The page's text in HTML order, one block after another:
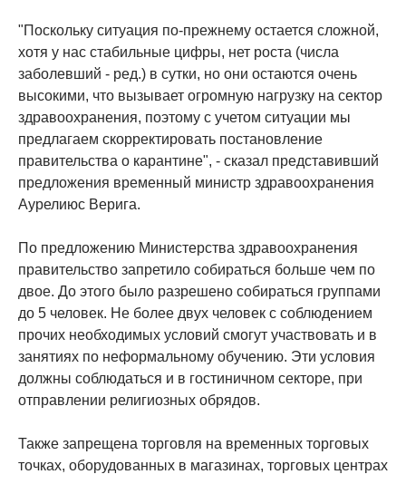
"Поскольку ситуация по-прежнему остается сложной,
хотя у нас стабильные цифры, нет роста (числа
заболевший - ред.) в сутки, но они остаются очень
высокими, что вызывает огромную нагрузку на сектор
здравоохранения, поэтому с учетом ситуации мы
предлагаем скорректировать постановление
правительства о карантине", - сказал представивший
предложения временный министр здравоохранения
Аурелиюс Верига.
По предложению Министерства здравоохранения
правительство запретило собираться больше чем по
двое. До этого было разрешено собираться группами
до 5 человек. Не более двух человек с соблюдением
прочих необходимых условий смогут участвовать и в
занятиях по неформальному обучению. Эти условия
должны соблюдаться и в гостиничном секторе, при
отправлении религиозных обрядов.
Также запрещена торговля на временных торговых
точках, оборудованных в магазинах, торговых центрах